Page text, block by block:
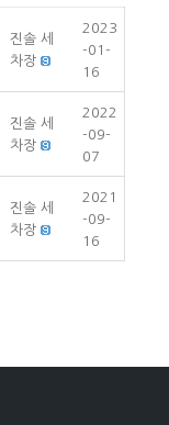
진솔 세
차장
2023
-01-
16
진솔 세
차장
2022
-09-
07
진솔 세
차장
2021
-09-
16